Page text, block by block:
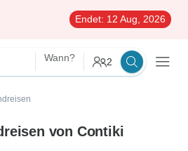
Endet: 12 Aug, 2026
Wann? 2
von Contiki